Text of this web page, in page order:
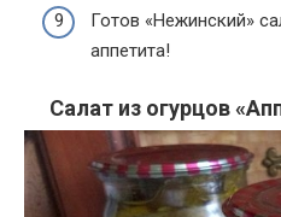
Готов «Нежинский»
аппетита!
Салат из огурцов